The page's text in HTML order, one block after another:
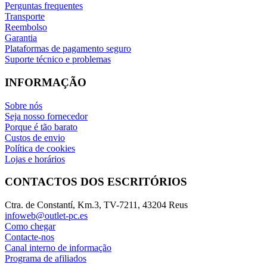
Perguntas frequentes
Transporte
Reembolso
Garantia
Plataformas de pagamento seguro
Suporte técnico e problemas
INFORMAÇÃO
Sobre nós
Seja nosso fornecedor
Porque é tão barato
Custos de envio
Política de cookies
Lojas e horários
CONTACTOS DOS ESCRITÓRIOS
Ctra. de Constantí, Km.3, TV-7211, 43204 Reus
infoweb@outlet-pc.es
Como chegar
Contacte-nos
Canal interno de informação
Programa de afiliados